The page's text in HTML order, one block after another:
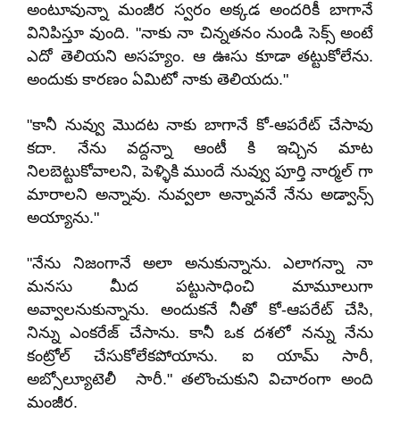
అంటూవున్నా మంజీర స్వరం అక్కడ అందరికీ బాగానే
వినిపిస్తూ వుంది. "నాకు నా చిన్నతనం నుండి సెక్స్ అంటే
ఎదో తెలియని అసహ్యం. ఆ ఊసు కూడా తట్టుకోలేను.
అందుకు కారణం ఏమిటో నాకు తెలియదు."
"కానీ నువ్వు మొదట నాకు బాగానే కో-ఆపరేట్ చేసావు
కదా. నేను వద్దన్నా ఆంటీ కి ఇచ్చిన మాట
నిలబెట్టుకోవాలని, పెళ్ళికి ముందే నువ్వు పూర్తి నార్మల్ గా
మారాలని అన్నావు. నువ్వలా అన్నావనే నేను అడ్వాన్స్
అయ్యాను."
"నేను నిజంగానే అలా అనుకున్నాను. ఎలాగన్నా నా
మనసు మీద పట్టుసాధించి మామూలుగా
అవ్వాలనుకున్నాను. అందుకనే నీతో కో-ఆపరేట్ చేసి,
నిన్ను ఎంకరేజ్ చేసాను. కానీ ఒక దశలో నన్ను నేను
కంట్రోల్ చేసుకోలేకపోయాను. ఐ యామ్ సారీ,
అబ్సోల్యూటెలీ సారీ." తలొంచుకుని విచారంగా అంది
మంజీర.